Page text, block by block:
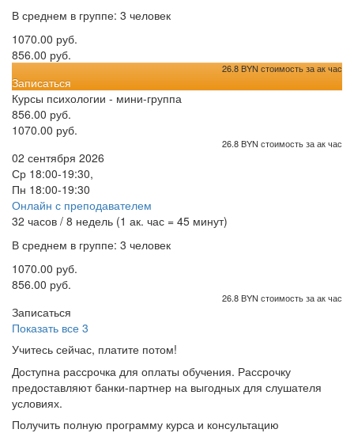
В среднем в группе: 3 человек
1070.00 руб.
856.00 руб.
26.8 BYN стоимость за ак час
Записаться
Курсы психологии - мини-группа
856.00 руб.
1070.00 руб.
26.8 BYN стоимость за ак час
02 сентября 2026
Ср 18:00-19:30,
Пн 18:00-19:30
Онлайн с преподавателем
32 часов / 8 недель (1 ак. час = 45 минут)
В среднем в группе: 3 человек
1070.00 руб.
856.00 руб.
26.8 BYN стоимость за ак час
Записаться
Показать все 3
Учитесь сейчас, платите потом!
Доступна рассрочка для оплаты обучения. Рассрочку
предоставляют банки-партнер на выгодных для слушателя
условиях.
Получить полную программу курса и консультацию